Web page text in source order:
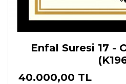
Enfal Suresi 17 -
40.000,00 TL